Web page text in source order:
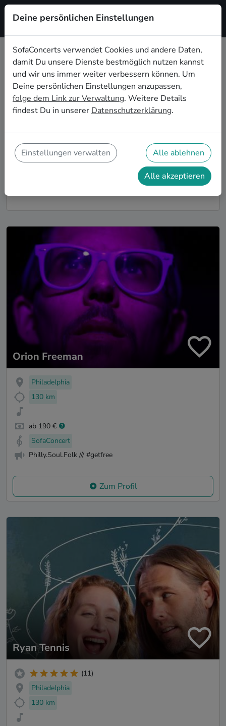
Registrieren
Dein Reggae Wohnzimmerkonzert
in New York
Buche Reggae Bands und Musiker*innen für Dein
Wohnzimmerkonzert in New York! Unsere Live-Acts
Bühne. Auf SofaConcerts findest Du professionelle
Reggae Live-Acts, die genau zu Deinen Vorstellungen
und Deinem Wohnzimmerkonzert passen.
So funktioniert's!
Orion Freeman
Philadelphia
130 km
ab 190 €
SofaConcert
Philly.Soul.Folk /// #getfree
Zum Profil
Ryan Tennis
(11)
Philadelphia
130 km
Deine persönlichen Einstellungen
SofaConcerts verwendet Cookies und andere Daten,
damit Du unsere Dienste bestmöglich nutzen kannst
und wir uns immer weiter verbessern können. Um
Deine persönlichen Einstellungen anzupassen,
folge dem Link zur Verwaltung. Weitere Details
findest Du in unserer Datenschutzerklärung.
Einstellungen verwalten Alle ablehnen
Alle akzeptieren